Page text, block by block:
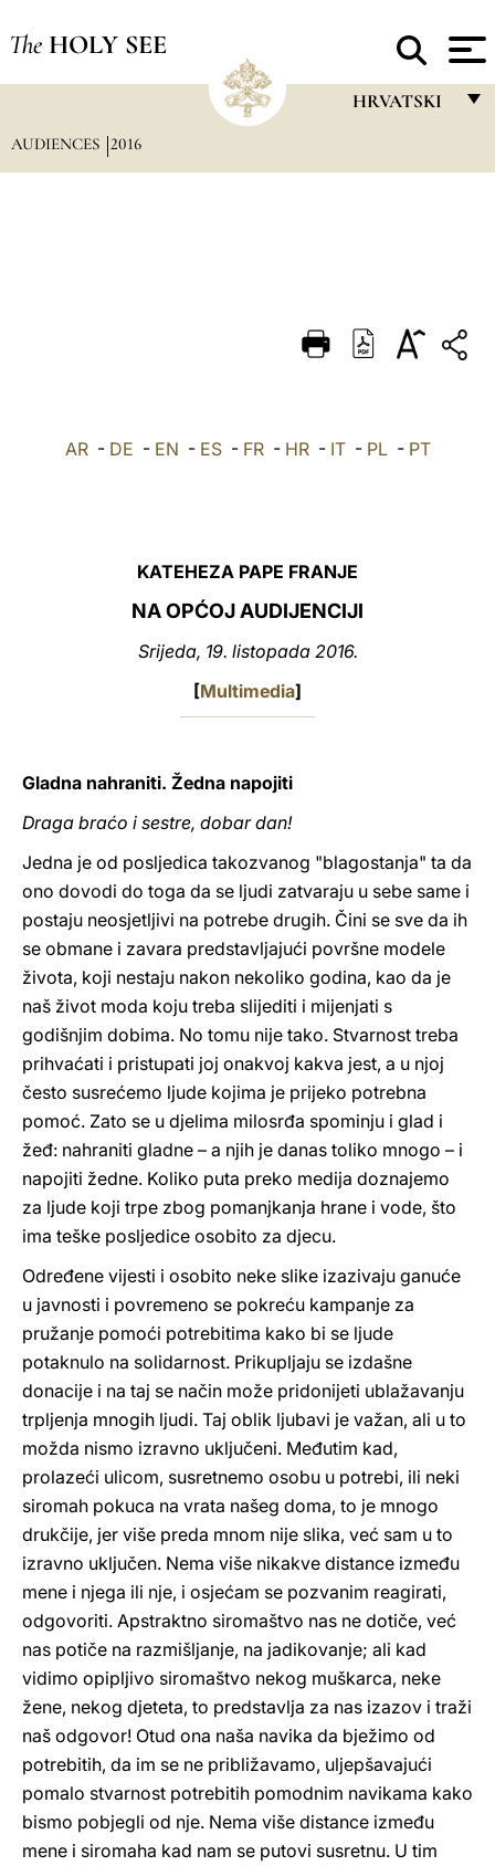
The HOLY SEE
HRVATSKI
DEUTSCH
العربيّة
AUDIENCES 2016
AR- DE - EN - ES- FR- HR- IT- PL- PT
KATEHEZA PAPE FRANJE
NA OPĆOJ AUDIJENCIJI
Srijeda, 19. listopada 2016.
[Multimedia]
Gladna nahraniti. Žedna napojiti
Draga braćo i sestre, dobar dan!
Jedna je od posljedica takozvanog "blagostanja" ta da
ono dovodi do toga da se ljudi zatvaraju u sebe same i
postaju neosjetljivi na potrebe drugih. Čini se sve da ih
se obmane i zavara predstavljajući površne modele
života, koji nestaju nakon nekoliko godina, kao da je
naš život moda koju treba slijediti i mijenjati s
godišnjim dobima. No tomu nije tako. Stvarnost treba
prihvaćati i pristupati joj onakvoj kakva jest, a u njoj
često susrećemo ljude kojima je prijeko potrebna
pomoć. Zato se u djelima milosrđa spominju i glad i
žeđ: nahraniti gladne – a njih je danas toliko mnogo – i
napojiti žedne. Koliko puta preko medija doznajemo
za ljude koji trpe zbog pomanjkanja hrane i vode, što
ima teške posljedice osobito za djecu.
Određene vijesti i osobito neke slike izazivaju ganuće
u javnosti i povremeno se pokreću kampanje za
pružanje pomoći potrebitima kako bi se ljude
potaknulo na solidarnost. Prikupljaju se izdašne
donacije i na taj se način može pridonijeti ublažavanju
trpljenja mnogih ljudi. Taj oblik ljubavi je važan, ali u to
možda nismo izravno uključeni. Međutim kad,
prolazeći ulicom, susretnemo osobu u potrebi, ili neki
siromah pokuca na vrata našeg doma, to je mnogo
drukčije, jer više preda mnom nije slika, već sam u to
izravno uključen. Nema više nikakve distance između
mene i njega ili nje, i osjećam se pozvanim reagirati,
odgovoriti. Apstraktno siromaštvo nas ne dotiče, već
nas potiče na razmišljanje, na jadikovanje; ali kad
vidimo opipljivo siromaštvo nekog muškarca, neke
žene, nekog djeteta, to predstavlja za nas izazov i traži
naš odgovor! Otud ona naša navika da bježimo od
potrebitih, da im se ne približavamo, uljepšavajući
pomalo stvarnost potrebitih pomodnim navikama kako
bismo pobjegli od nje. Nema više distance između
mene i siromaha kad nam se putovi susretnu. U tim